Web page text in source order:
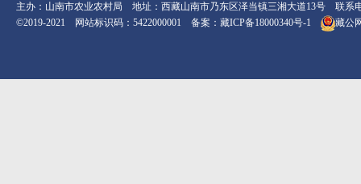
主办：山南市农业农村局 地址：西藏山南市乃东区泽当镇三湘大道13号 联系电
©2019-2021 网站标识码：5422000001 备案： 藏ICP备18000340号-1 藏公